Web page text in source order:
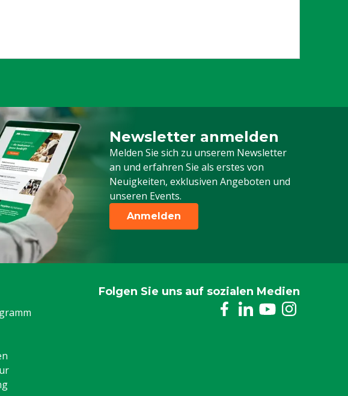
Newsletter anmelden
Melden Sie sich zu unserem Newsletter
an und erfahren Sie als erstes von
Neuigkeiten, exklusiven Angeboten und
unseren Events.
Melden Sie sich für unseren Newsletter
Anmelden
Folgen Sie uns auf sozialen Medien